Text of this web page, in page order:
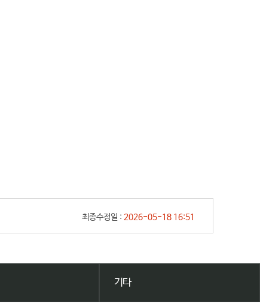
최종수정일 : 2026-05-18 16:51
기타